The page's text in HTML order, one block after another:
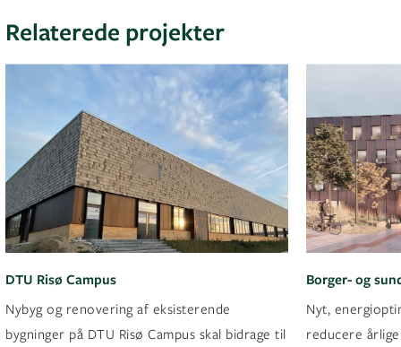
Relaterede projekter
DTU Risø Campus
Nybyg og renovering af eksisterende
bygninger på DTU Risø Campus skal bidrage til
Borger- og
Nyt,
reducere